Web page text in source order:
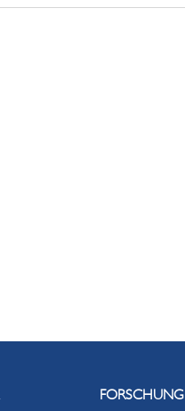
FORSCHUNG